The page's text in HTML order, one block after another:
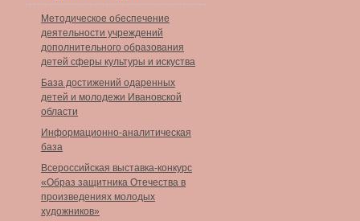
Методическое обеспечение
деятельности учреждений
дополнительного образования
детей сферы культуры и искуства
База достижений одаренных
детей и молодежи Ивановской
области
Информационно-аналитическая
база
Всероссийская выставка-конкурс
«Образ защитника Отечества в
произведениях молодых
художников»